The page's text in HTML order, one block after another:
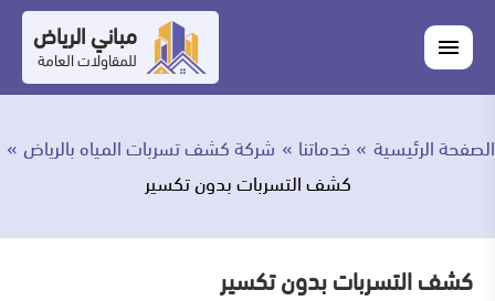
إلى
المحتوى
القائمة
مباني الرياض
للمقاولات العامة
مباني
اغلاق
القائمة
الصفحة الرئيسية خدماتنا
شركة كشف تسربات المياه بالرياض
كشف التسربات بدون تكسير
كشف التسربات بدون تكسير